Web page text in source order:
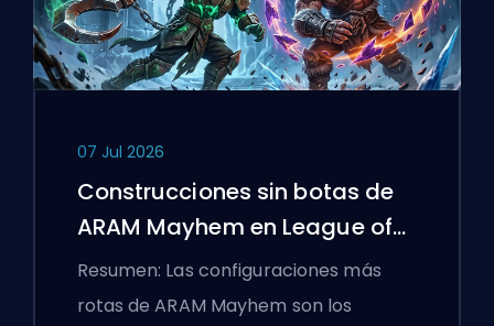
07 Jul 2026
Construcciones sin botas de
ARAM Mayhem en League of
Legends
Resumen: Las configuraciones más
rotas de ARAM Mayhem son los